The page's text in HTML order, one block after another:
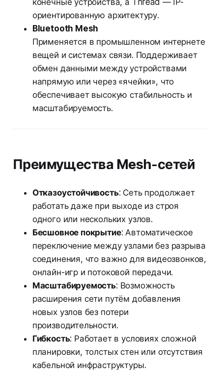
конечные устройства, а Thread — IP-
ориентированную архитектуру.
Bluetooth Mesh
Применяется в промышленном интернете
вещей и системах связи. Поддерживает
обмен данными между устройствами
напрямую или через «ячейки», что
обеспечивает высокую стабильность и
масштабируемость.
Преимущества Mesh-сетей
Отказоустойчивость: Сеть продолжает
работать даже при выходе из строя
одного или нескольких узлов.
Бесшовное покрытие: Автоматическое
переключение между узлами без разрыва
соединения, что важно для видеозвонков,
онлайн-игр и потоковой передачи.
Масштабируемость: Возможность
расширения сети путём добавления
новых узлов без потери
производительности.
Гибкость: Работает в условиях сложной
планировки, толстых стен или отсутствия
кабельной инфраструктуры.